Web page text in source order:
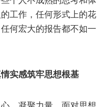
工作，任何形式上的花
何宏大的报告都不如一
实感筑牢思想根基